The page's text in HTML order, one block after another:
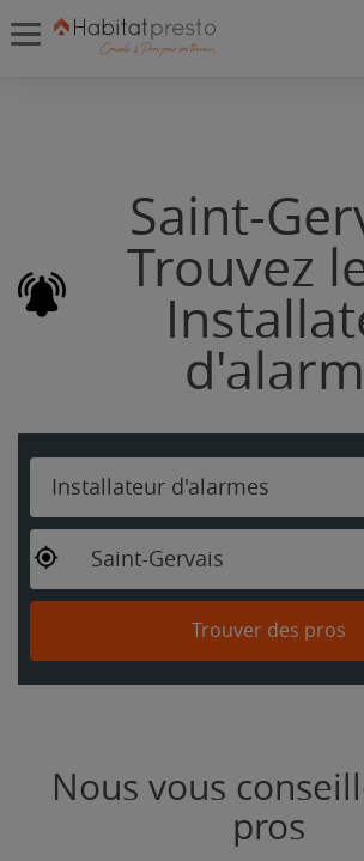
Saint-
Trouvez
Installateur d'alarmes
Saint-Gervais
Trouver des pros
Nous vous
pros